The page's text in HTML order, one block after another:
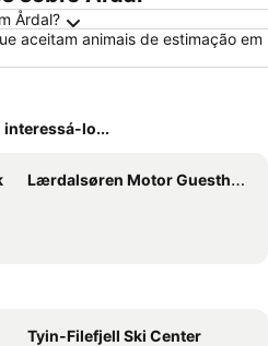
Årdal?
aceitam animais de estimação em
interessá-lo...
Lærdalsøren Motor Guesthouse
Tyin-Filefjell Ski Center